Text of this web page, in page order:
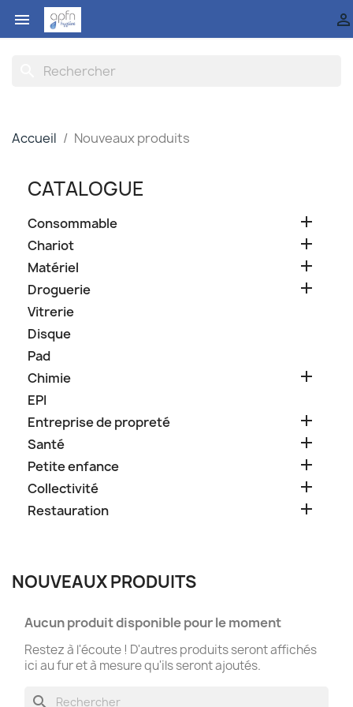
 
Accueil Nouveaux produits
CATALOGUE
Consommable 
Chariot 
Matériel 
Droguerie 
Vitrerie
Disque
Pad
Chimie

EPI
Entreprise de propreté

Santé 
Petite enfance 
Collectivité 
Restauration 
NOUVEAUX PRODUITS
Aucun produit disponible pour le moment
Restez à l'écoute ! D'autres produits seront affichés
ici au fur et à mesure qu'ils seront ajoutés.
search